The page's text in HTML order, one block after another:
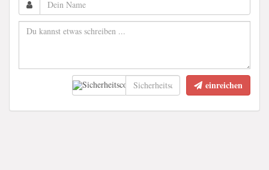
einreichen